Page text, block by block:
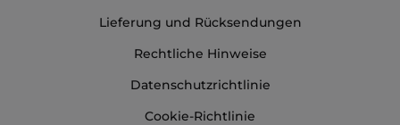
Lieferung und Rücksendungen
Rechtliche Hinweise
Datenschutzrichtlinie
Cookie-Richtlinie